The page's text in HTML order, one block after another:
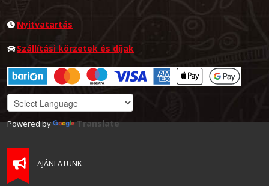
Nyitvatartás
Szállítási körzetek és díjak
Powered by Translate
AJÁNLATUNK